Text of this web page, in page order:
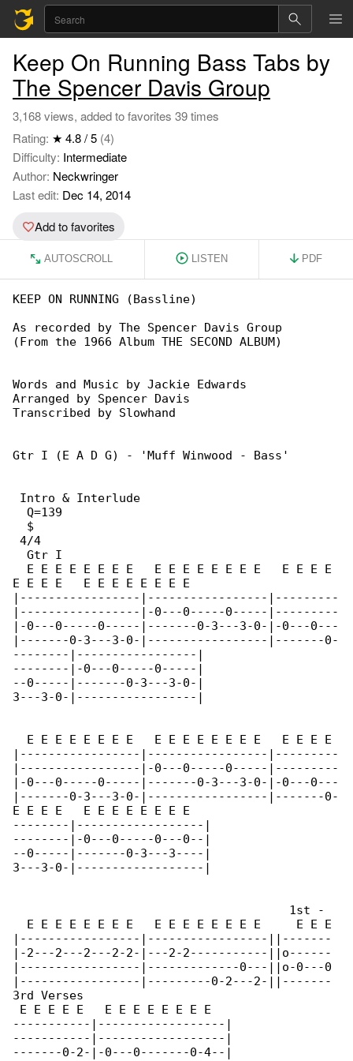
Keep On Running Bass Tabs by
The Spencer Davis Group
3,168 views, added to favorites 39 times
Rating: ★ 4.8 / 5 (4)
Difficulty: Intermediate
Author: Neckwringer
Last edit: Dec 14, 2014
Add to favorites
AUTOSCROLL LISTEN PDF
KEEP ON RUNNING (Bassline)
As recorded by The Spencer Davis Group
(From the 1966 Album THE SECOND ALBUM)
Words and Music by Jackie Edwards
Arranged by Spencer Davis
Transcribed by Slowhand
Gtr I (E A D G) - 'Muff Winwood - Bass'
Intro & Interlude
  Q=139
  $
4/4
  Gtr I
  E E E E E E E E   E E E E E E E E   E E E E
E E E E   E E E E E E E E
|-----------------|-----------------|---------
|-----------------|-0---0-----0-----|---------
|-0---0-----0-----|-------0-3---3-0-|-0---0---
|-------0-3---3-0-|-----------------|-------0-
--------|-----------------|
--------|-0---0-----0-----|
--0-----|-------0-3---3-0-|
3---3-0-|-----------------|
  E E E E E E E E   E E E E E E E E   E E E E
|-----------------|-----------------|---------
|-----------------|-0---0-----0-----|---------
|-0---0-----0-----|-------0-3---3-0-|-0---0---
|-------0-3---3-0-|-----------------|-------0-
E E E E   E E E E E E E E
--------|------------------|
--------|-0---0-----0---0--|
--0-----|-------0-3---3----|
3---3-0-|------------------|
                                       1st -
  E E E E E E E E   E E E E E E E E     E E E
|-----------------|-----------------||-------
|-2---2---2---2-2-|---2-2-----------||o------
|-----------------|-------------0---||o-0---0
|-----------------|---------0-2---2-||-------
3rd Verses
E E E E E   E E E E E E E E
-----------|------------------|
-----------|------------------|
-------0-2-|-0---0-------0-4--|